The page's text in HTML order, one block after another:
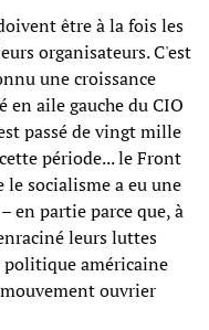
être à la fois les
organisateurs. C'est
une croissance
en aile gauche du CIO
passé de vingt mille
période... le Front
socialisme a eu une
en partie parce que, à
leurs luttes
politique américaine
ouvrier